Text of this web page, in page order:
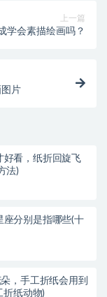
上一篇
学会素描绘画吗？
片
好看，纸折回旋飞
法)
座分别是指哪些(十
，手工折纸会用到
折纸动物)